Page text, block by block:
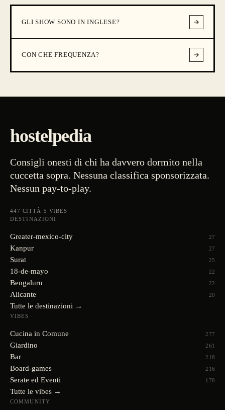
GLI SHOW SONO IN INGLESE?
CON CHE FREQUENZA?
hostelpedia
Consigli onesti di chi ha davvero dormito nella
cuccetta sopra. Nessuna classifica sponsorizzata.
Nessun pay-to-play.
447 CITTÀ ·5 VIBES
DESTINAZIONI
Greater-mexico-city 27
Kanpur 27
Surat 25
18-de-mayo 22
Bengaluru 22
Alicante 20
Tutte le destinazioni →
VIBES
Cucina in Comune 277
Giardino 261
Bar 218
Board-games 216
Serate ed Eventi 178
Tutte le vibes →
COMMUNITY